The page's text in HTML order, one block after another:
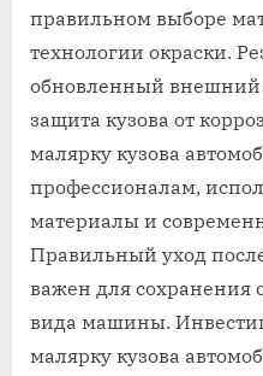
правильном выборе
технологии окраски.
обновленный
защита кузова от
малярку кузова
профессионалам,
материалы и
Правильный уход
важен для сохранения
вида машины.
малярку кузова